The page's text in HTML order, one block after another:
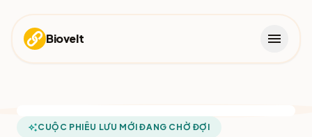
Biovelt menu
auto_awesomeCUỘC PHIÊU LƯU MỚI ĐANG CHỜ ĐỢI